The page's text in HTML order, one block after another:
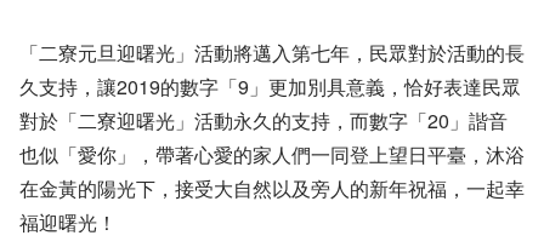
「二寮元旦迎曙光」活動將邁入第七年，民眾對於活動的長
久支持，讓2019的數字「9」更加別具意義，恰好表達民眾
對於「二寮迎曙光」活動永久的支持，而數字「20」諧音
也似「愛你」，帶著心愛的家人們一同登上望日平臺，沐浴
在金黃的陽光下，接受大自然以及旁人的新年祝福，一起幸
福迎曙光！